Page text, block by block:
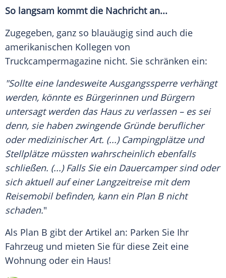
So langsam kommt die Nachricht an...
Zugegeben, ganz so blauäugig sind auch die
amerikanischen Kollegen von
Truckcampermagazine nicht. Sie schränken ein:
"Sollte eine landesweiteAusgangssperreverhängt
werden, könnte es Bürgerinnen und Bürgern
untersagt werden das Haus zu verlassen – es sei
denn, sie haben zwingende Gründe beruflicher
oder medizinischer Art. (...) Campingplätze und
Stellplätze müssten wahrscheinlich ebenfalls
schließen. (...) Falls Sie ein Dauercamper sind oder
sich aktuell auf einer Langzeitreise mit dem
Reisemobilbefinden, kann ein Plan B nicht
schaden."
Als Plan B gibt der Artikel an: Parken Sie Ihr
Fahrzeug und mieten Sie für diese Zeit eine
Wohnung oder ein Haus!